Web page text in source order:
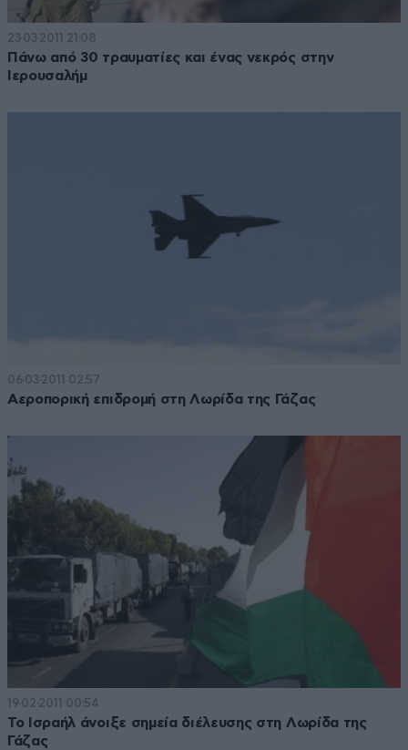
23·03·2011 21:08
Πάνω από 30 τραυματίες και ένας νεκρός στην
Ιερουσαλήμ
06·03·2011 02:57
Αεροπορική επιδρομή στη Λωρίδα της Γάζας
19·02·2011 00:54
Το Ισραήλ άνοιξε σημεία διέλευσης στη Λωρίδα της
Γάζας